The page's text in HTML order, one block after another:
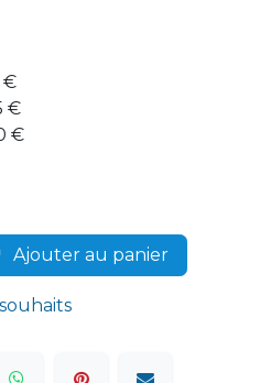
€
€
€
Ajouter au panier